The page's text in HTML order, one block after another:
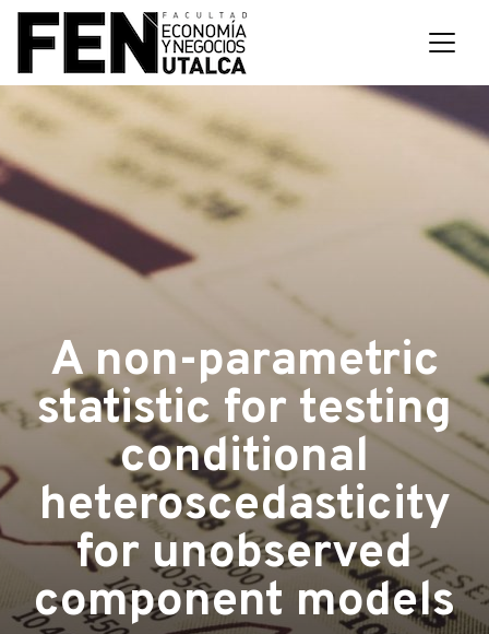
A non-parametric
statistic for testing
conditional
heteroscedasticity
for unobserved
component models